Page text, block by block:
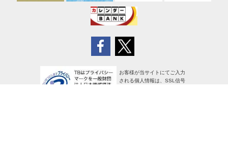
お客様が当サイトにてご入力
される個人情報は、SSL信号